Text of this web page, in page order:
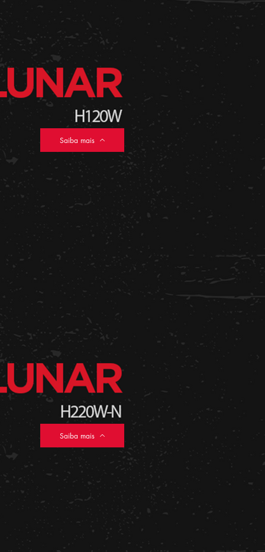
Saiba mais
Saiba mais